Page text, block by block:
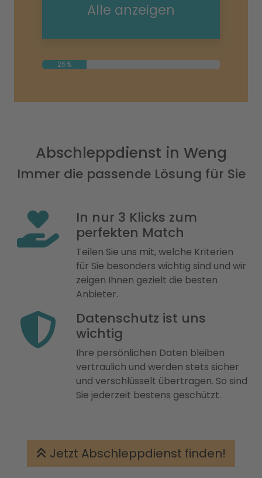
Alle anzeigen
25%
Abschleppdienst in Weng
Immer die passende Lösung für Sie
In nur 3 Klicks zum
perfekten Match
Teilen Sie uns mit, welche Kriterien
für Sie besonders wichtig sind und wir
zeigen Ihnen gezielt die besten
Anbieter.
Datenschutz ist uns
wichtig
Ihre persönlichen Daten bleiben
vertraulich und werden stets sicher
und verschlüsselt übertragen. So sind
Sie jederzeit bestens geschützt.
Jetzt Abschleppdienst finden!